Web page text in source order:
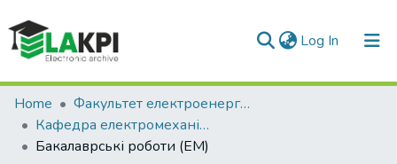
Log In (current)
Communities & Collections
All of DSpace
Home
Факультет електроенерготехніки та автоматики (ФЕА)
Кафедра електромеханіки (ЕМ)
Бакалаврські роботи (ЕМ)